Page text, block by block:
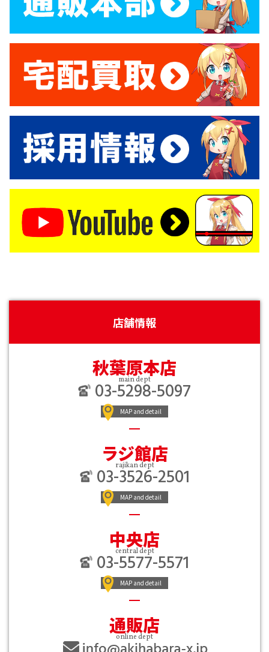
店舗情報
秋葉原本店
main dept
03-5298-5097
MAP and detail
ラジ館店
rajikan dept
03-3526-2501
MAP and detail
中央店
central dept
03-5577-5571
MAP and detail
通販店
online dept